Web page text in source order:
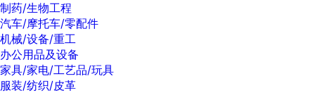
制药/生物工程
汽车/摩托车/零配件
机械/设备/重工
办公用品及设备
家具/家电/工艺品/玩具
服装/纺织/皮革